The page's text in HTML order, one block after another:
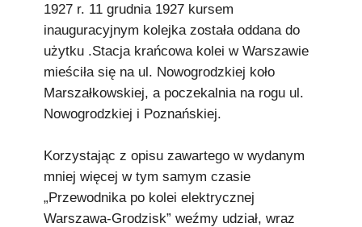
1927 r. 11 grudnia 1927 kursem
inauguracyjnym kolejka została oddana do
użytku .Stacja krańcowa kolei w Warszawie
mieściła się na ul. Nowogrodzkiej koło
Marszałkowskiej, a poczekalnia na rogu ul.
Nowogrodzkiej i Poznańskiej.
Korzystając z opisu zawartego w wydanym
mniej więcej w tym samym czasie
„Przewodnika po kolei elektrycznej
Warszawa-Grodzisk” weźmy udział, wraz